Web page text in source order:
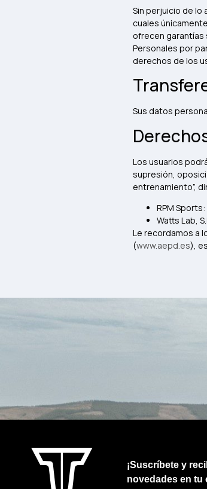
Sin perjuicio de
cuales
ofrecen garantías
Personales por
derechos de los
Sus datos
Los usuarios
supresión,
entrenamiento”,
RPM Sports:
Watts Lab,
Le recordamos a
(www.aepd.es),
¡Suscríbete y
novedades en tu